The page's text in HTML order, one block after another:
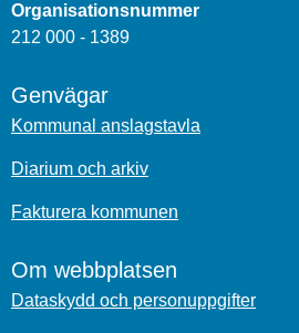
Organisationsnummer
212 000 - 1389
Genvägar
Kommunal anslagstavla
Diarium och arkiv
Fakturera kommunen
Om webbplatsen
Dataskydd och personuppgifter